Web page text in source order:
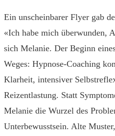
Ein unscheinbarer Flyer gab
«Ich habe mich überwunden,
sich Melanie. Der Beginn
Weges: Hypnose-Coaching
Klarheit, intensiver
Reizentlastung. Statt
Melanie die Wurzel des
Unterbewusstsein. Alte